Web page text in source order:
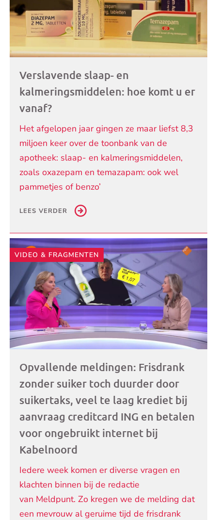
Verslavende slaap- en
kalmeringsmiddelen: hoe komt u er
vanaf?
Het afgelopen jaar gingen ze maar liefst 8,3
miljoen keer over de toonbank van de
apotheek: slaap- en kalmeringsmiddelen,
zoals oxazepam en temazapam: ook wel
pammetjes of benzo’
LEES VERDER
VIDEO & FRAGMENTEN
Opvallende meldingen: Frisdrank
zonder suiker toch duurder door
suikertaks, veel te laag krediet bij
aanvraag creditcard ING en betalen
voor ongebruikt internet bij
Kabelnoord
Iedere week komen er diverse vragen en
klachten binnen bij de redactie
van Meldpunt. Zo kregen we de melding dat
een mevrouw al geruime tijd de frisdrank